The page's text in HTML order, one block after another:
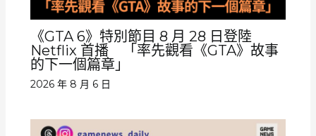
《GTA 6》特別節目 8 月 28 日登陸
Netflix 首播 「率先觀看《GTA》故事
的下一個篇章」
2026 年 8 月 6 日